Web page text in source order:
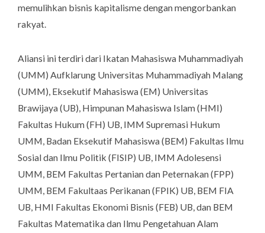
memulihkan bisnis kapitalisme dengan mengorbankan
rakyat.
Aliansi ini terdiri dari Ikatan Mahasiswa Muhammadiyah
(UMM) Aufklarung Universitas Muhammadiyah Malang
(UMM), Eksekutif Mahasiswa (EM) Universitas
Brawijaya (UB), Himpunan Mahasiswa Islam (HMI)
Fakultas Hukum (FH) UB, IMM Supremasi Hukum
UMM, Badan Eksekutif Mahasiswa (BEM) Fakultas Ilmu
Sosial dan Ilmu Politik (FISIP) UB, IMM Adolesensi
UMM, BEM Fakultas Pertanian dan Peternakan (FPP)
UMM, BEM Fakultaas Perikanan (FPIK) UB, BEM FIA
UB, HMI Fakultas Ekonomi Bisnis (FEB) UB, dan BEM
Fakultas Matematika dan Ilmu Pengetahuan Alam